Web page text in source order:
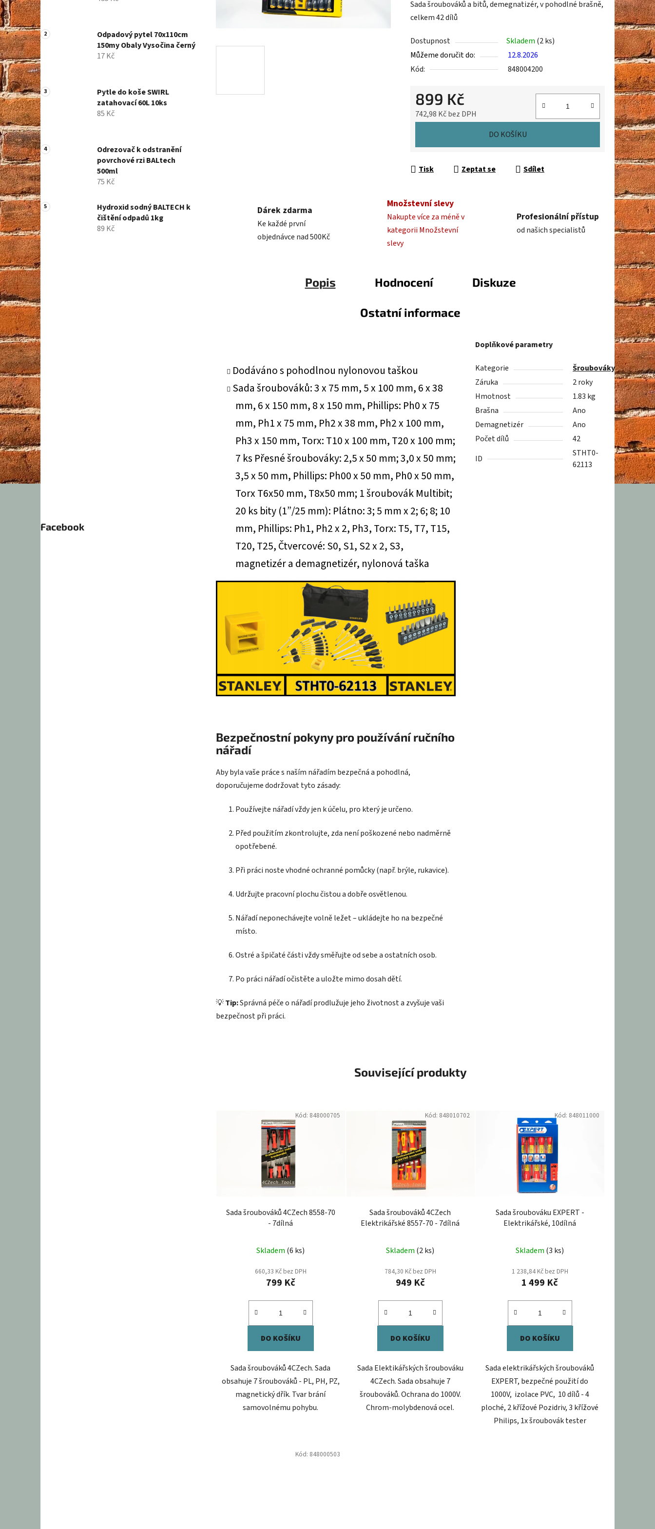
p
a
n
e
l
Odpadový pytel 70x110cm
150my Obaly Vysočina černý
17 Kč
Pytle do koše SWIRL
zatahovací 60L 10ks
85 Kč
Odrezovač k odstranění
povrchové rzi BALtech
500ml
75 Kč
Hydroxid sodný BALTECH k
čištění odpadů 1kg
89 Kč
Facebook
je
0,0
5
hvězdiček.
Sada šroubováků a bitů, demegnatizér, v pohodlné brašně,
celkem 42 dílů
Dostupnost Skladem (2 ks)
Můžeme doručit do:
12.8.2026
Kód:
848004200
899 Kč
742,98 Kč bez DPH
DO KOŠÍKU
Tisk Zeptat se Sdílet
Dárek zdarma
Ke každé první
objednávce nad 500Kč
Množstevní slevy
Nakupte více za méně v
kategorii Množstevní
slevy
Profesionální přístup
od našich specialistů
Popis Hodnocení Diskuze
Ostatní informace
Dodáváno s pohodlnou nylonovou taškou
Sada šroubováků: 3 x 75 mm, 5 x 100 mm, 6 x 38
mm, 6 x 150 mm, 8 x 150 mm, Phillips: Ph0 x 75
mm, Ph1 x 75 mm, Ph2 x 38 mm, Ph2 x 100 mm,
Ph3 x 150 mm, Torx: T10 x 100 mm, T20 x 100 mm;
7 ks Přesné šroubováky: 2,5 x 50 mm; 3,0 x 50 mm;
3,5 x 50 mm, Phillips: Ph00 x 50 mm, Ph0 x 50 mm,
Torx T6x50 mm, T8x50 mm; 1 šroubovák Multibit;
20 ks bity (1”/25 mm): Plátno: 3; 5 mm x 2; 6; 8; 10
mm, Phillips: Ph1, Ph2 x 2, Ph3, Torx: T5, T7, T15,
T20, T25, Čtvercové: S0, S1, S2 x 2, S3,
magnetizér a demagnetizér, nylonová taška
Bezpečnostní pokyny pro používání ručního
nářadí
Aby byla vaše práce s naším nářadím bezpečná a pohodlná,
doporučujeme dodržovat tyto zásady:
Používejte nářadí vždy jen k účelu, pro který je určeno.
Před použitím zkontrolujte, zda není poškozené nebo nadměrně
opotřebené.
Při práci noste vhodné ochranné pomůcky (např. brýle, rukavice).
Udržujte pracovní plochu čistou a dobře osvětlenou.
Nářadí neponechávejte volně ležet – ukládejte ho na bezpečné
místo.
Ostré a špičaté části vždy směřujte od sebe a ostatních osob.
Po práci nářadí očistěte a uložte mimo dosah dětí.
💡Tip:Správná péče o nářadí prodlužuje jeho životnost a zvyšuje vaši
bezpečnost při práci.
Doplňkové parametry
Kategorie
Šroubováky
Záruka
2 roky
Hmotnost
1.83 kg
Brašna
Ano
Demagnetizér
Ano
Počet dílů
42
ID
STHT0-
62113
Související produkty
Sada šroubováků 4CZech 8558-70
- 7dílná
Skladem (6 ks)
660,33 Kč bez DPH
799 Kč
DO KOŠÍKU
Sada šroubováků 4CZech. Sada
obsahuje 7 šroubováků - PL, PH, PZ,
magnetický dřík. Tvar brání
samovolnému pohybu.
Kód: 848000705
Sada šroubováků 4CZech
Elektrikářské 8557-70 - 7dílná
Skladem (2 ks)
784,30 Kč bez DPH
949 Kč
DO KOŠÍKU
Sada Elektikářských šroubováku
4CZech. Sada obsahuje 7
šroubováků. Ochrana do 1000V.
Chrom-molybdenová ocel.
Kód: 848010702
Sada šroubováku EXPERT -
Elektrikářské, 10dílná
Skladem (3 ks)
1 238,84 Kč bez DPH
1 499 Kč
DO KOŠÍKU
Sada elektrikářských šroubováků
EXPERT, bezpečné použití do
1000V, izolace PVC, 10 dílů - 4
ploché, 2 křížové Pozidriv, 3 křížové
Philips, 1x šroubovák tester
Kód: 848011000
Kód: 848000503